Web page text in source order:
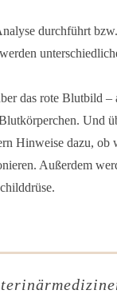
durchführt
das rote Blutbild
Und
Hinweise dazu, ob
Außerdem